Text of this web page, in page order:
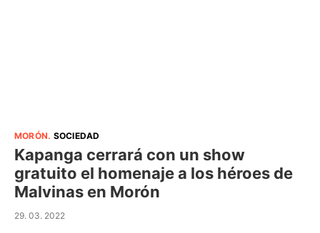
MORÓN. SOCIEDAD
Kapanga cerrará con un show
gratuito el homenaje a los héroes de
Malvinas en Morón
29. 03. 2022